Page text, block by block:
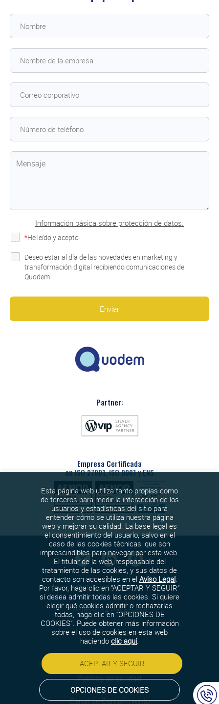
Información básica sobre protección de datos.
He leído y acepto
*
Deseo estar al día de las novedades en marketing y
transformación digital recibiendo comunicaciones de
Quodem
Partner:
Empresa Certificada
en ISO 27001, ISO 9001 y ENS
Política de cookies
Política de Privacidad
Aviso legal
Política de seguridad
Política de calidad
Canal de Cumplimiento
Esta página web utiliza tanto propias como
de terceros para medir la interacción de los
usuarios y estadísticas del sitio para
entender cómo se utiliza nuestra página
web y mejorar su calidad. La base legal es
el consentimiento del usuario, salvo en el
caso de las cookies técnicas, que son
imprescindibles para navegar por esta web.
El titular de la web, responsable del
tratamiento de las cookies, y sus datos de
contacto son accesibles en el Aviso Legal.
Por favor, haga clic en “ACEPTAR Y SEGUIR”
si desea admitir todas las cookies. Si quiere
elegir qué cookies admitir o rechazarlas
todas, haga clic en “OPCIONES DE
COOKIES”. Puede obtener más información
sobre el uso de cookies en esta web
haciendo clic aquí.
ACEPTAR Y SEGUIR
OPCIONES DE COOKIES